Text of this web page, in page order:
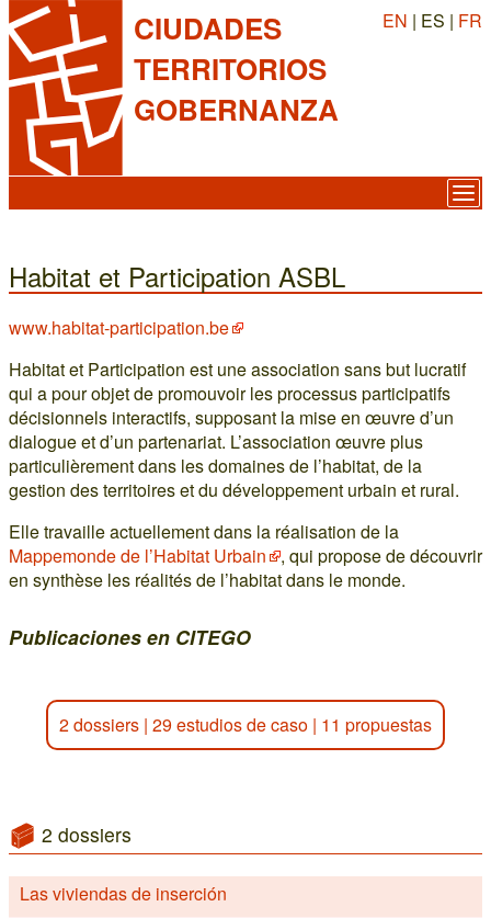
CIUDADES
TERRITORIOS
GOBERNANZA
EN | ES | FR
Habitat et Participation ASBL
www.habitat-participation.be
Habitat et Participation est une association sans but lucratif
qui a pour objet de promouvoir les processus participatifs
décisionnels interactifs, supposant la mise en œuvre d’un
dialogue et d’un partenariat. L’association œuvre plus
particulièrement dans les domaines de l’habitat, de la
gestion des territoires et du développement urbain et rural.
Elle travaille actuellement dans la réalisation de la
Mappemonde de l’Habitat Urbain
, qui propose de découvrir
en synthèse les réalités de l’habitat dans le monde.
Publicaciones en CITEGO
2 dossiers | 29 estudios de caso | 11 propuestas
2 dossiers
Las viviendas de inserción